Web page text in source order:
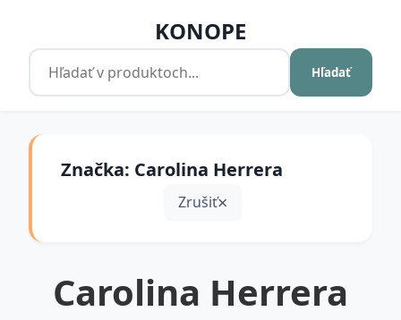
KONOPE
Hľadať
Značka: Carolina Herrera
Zrušiť
Carolina Herrera